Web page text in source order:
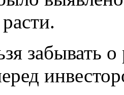
забывать